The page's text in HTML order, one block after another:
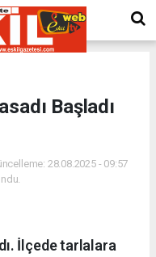
Başladı
28.08.2025 - 09:57
İlçede tarlalara